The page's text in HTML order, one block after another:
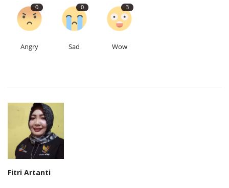
0
Angry
0
Sad
3
Wow
Fitri Artanti